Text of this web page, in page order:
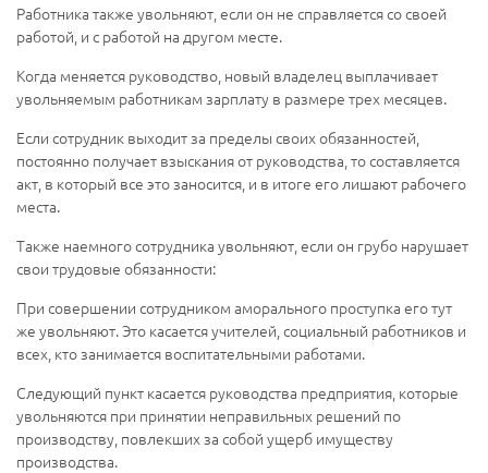
Работника также увольняют, если он не справляется со своей
работой, и с работой на другом месте.
Когда меняется руководство, новый владелец выплачивает
увольняемым работникам зарплату в размере трех месяцев.
Если сотрудник выходит за пределы своих обязанностей,
постоянно получает взыскания от руководства, то составляется
акт, в который все это заносится, и в итоге его лишают рабочего
места.
Также наемного сотрудника увольняют, если он грубо нарушает
свои трудовые обязанности:
При совершении сотрудником аморального проступка его тут
же увольняют. Это касается учителей, социальный работников и
всех, кто занимается воспитательными работами.
Следующий пункт касается руководства предприятия, которые
увольняются при принятии неправильных решений по
производству, повлекших за собой ущерб имуществу
производства.